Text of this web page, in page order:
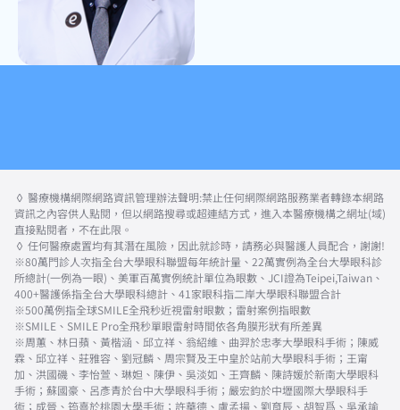
◊ 醫療機構網際網路資訊管理辦法聲明:禁止任何網際網路服務業者轉錄本網路
資訊之內容供人點閱，但以網路搜尋或超連結方式，進入本醫療機構之網址(域)
直接點閱者，不在此限。
◊ 任何醫療處置均有其潛在風險，因此就診時，請務必與醫護人員配合，謝謝!
※80萬門診人次指全台大學眼科聯盟每年統計量、22萬實例為全台大學眼科診
所總計(一例為一眼)、美軍百萬實例統計單位為眼數、JCI證為Teipei,Taiwan、
400+醫護係指全台大學眼科總計、41家眼科指二岸大學眼科聯盟合計
※500萬例指全球SMILE全飛秒近視雷射眼數；雷射案例指眼數
※SMILE、SMILE Pro全飛秒單眼雷射時間依各角膜形狀有所差異
※周蕙、林日蘋、黃楷涵、邱立祥、翁紹維、曲羿於忠孝大學眼科手術；陳威
霖、邱立祥、莊雅容、劉冠麟、周宗賢及王中皇於站前大學眼科手術；王甯
加、洪國磯、李怡萱、琳妲、陳伊、吳淡如、王齊麟、陳詩媛於新南大學眼科
手術；蘇國豪、呂彥青於台中大學眼科手術；嚴宏鈞於中壢國際大學眼科手
術；成晉、筠熹於桃園大學手術；許華德、盧孟揚、劉育辰、胡智爲、吳承諭